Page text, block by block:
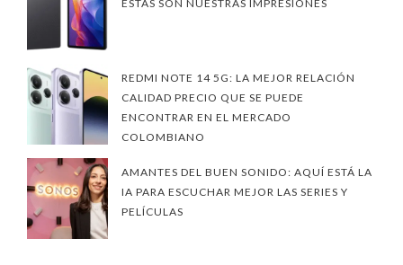
ESTAS SON NUESTRAS IMPRESIONES
REDMI NOTE 14 5G: LA MEJOR RELACIÓN
CALIDAD PRECIO QUE SE PUEDE
ENCONTRAR EN EL MERCADO
COLOMBIANO
AMANTES DEL BUEN SONIDO: AQUÍ ESTÁ LA
IA PARA ESCUCHAR MEJOR LAS SERIES Y
PELÍCULAS